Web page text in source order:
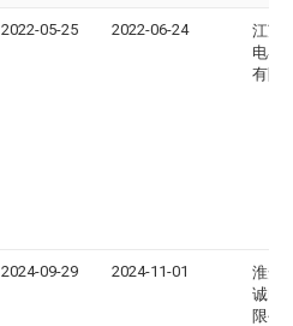
2022-05-25 2022-06-24
江苏
电器
有限
2024-09-29 2024-11-01
淮安
诚电
限公